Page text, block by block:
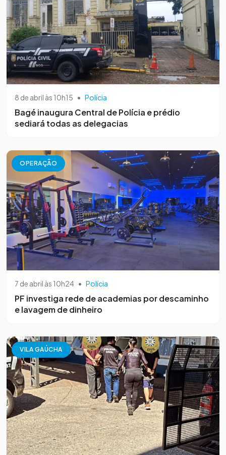
8 de abril às 10h15 • Polícia
Bagé inaugura Central de Polícia e prédio
sediará todas as delegacias
OPERAÇÃO
7 de abril às 10h24 • Polícia
PF investiga rede de academias por descaminho
e lavagem de dinheiro
VILA GAÚCHA